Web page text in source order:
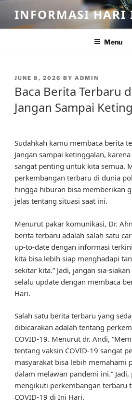
content
INFORMASI
Menu
POSTED
JUNE 8, 2026 BY ADMIN
Baca Berita Terbaru
Jangan Sampai
Sudahkah kamu membaca berita
Jangan sampai ketinggalan,
sangat penting untuk kita semua.
perkembangan terbaru di dunia
hingga hiburan bisa memberikan
jelas tentang situasi saat ini.
Menurut pakar komunikasi, Dr.
berita terbaru adalah salah satu
up-to-date dengan informasi
kita bisa lebih siap menghadapi
sekitar kita.” Jadi, jangan sia-
selalu update dengan membaca
Hari.
Salah satu berita terbaru yang
dibicarakan adalah tentang
COVID-19. Menurut dr. Andi,
tentang vaksin COVID-19 sangat
masyarakat bisa lebih memahami
dalam melawan pandemi ini.”
mengikuti perkembangan terbaru
COVID-19 di Ini Hari.